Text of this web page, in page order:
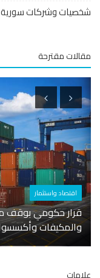
وشركات سورية (271)
مقترحة
اقتصاد واستثمار
والمكيفات